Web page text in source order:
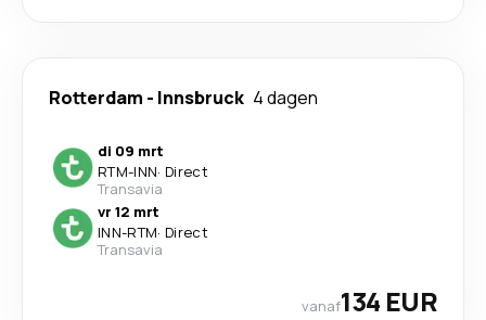
Rotterdam - Innsbruck 4 dagen
di 09 mrt
RTM-INN· Direct
Transavia
vr 12 mrt
INN-RTM· Direct
Transavia
vanaf134 EUR